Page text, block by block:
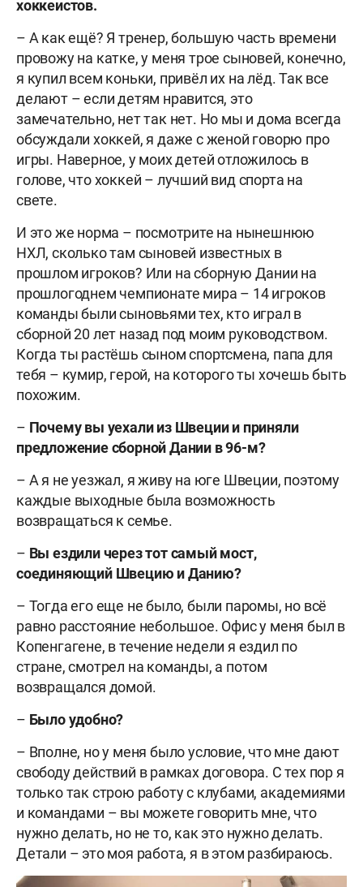
хоккеистов.
– А как ещё? Я тренер, большую часть времени
провожу на катке, у меня трое сыновей, конечно,
я купил всем коньки, привёл их на лёд. Так все
делают – если детям нравится, это
замечательно, нет так нет. Но мы и дома всегда
обсуждали хоккей, я даже с женой говорю про
игры. Наверное, у моих детей отложилось в
голове, что хоккей – лучший вид спорта на
свете.
И это же норма – посмотрите на нынешнюю
НХЛ, сколько там сыновей известных в
прошлом игроков? Или на сборную Дании на
прошлогоднем чемпионате мира – 14 игроков
команды были сыновьями тех, кто играл в
сборной 20 лет назад под моим руководством.
Когда ты растёшь сыном спортсмена, папа для
тебя – кумир, герой, на которого ты хочешь быть
похожим.
– Почему вы уехали из Швеции и приняли
предложение сборной Дании в 96-м?
– А я не уезжал, я живу на юге Швеции, поэтому
каждые выходные была возможность
возвращаться к семье.
– Вы ездили через тот самый мост,
соединяющий Швецию и Данию?
– Тогда его еще не было, были паромы, но всё
равно расстояние небольшое. Офис у меня был в
Копенгагене, в течение недели я ездил по
стране, смотрел на команды, а потом
возвращался домой.
– Было удобно?
– Вполне, но у меня было условие, что мне дают
свободу действий в рамках договора. С тех пор я
только так строю работу с клубами, академиями
и командами – вы можете говорить мне, что
нужно делать, но не то, как это нужно делать.
Детали – это моя работа, я в этом разбираюсь.